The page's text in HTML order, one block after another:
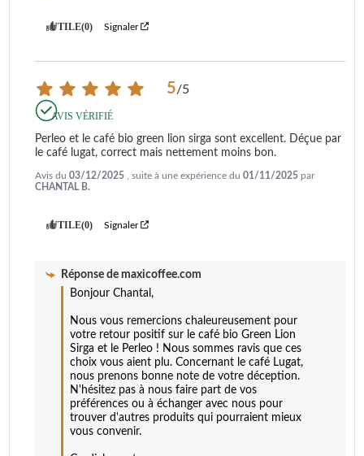
UTILE(0) Signaler
5/5
AVIS VÉRIFIÉ
Perleo et le café bio green lion sirga sont excellent. Déçue par
le café lugat, correct mais nettement moins bon.
Avis du 03/12/2025 , suite à une expérience du 01/11/2025 par
CHANTAL B.
UTILE(0) Signaler
Réponse de maxicoffee.com
Bonjour Chantal,
Nous vous remercions chaleureusement pour
votre retour positif sur le café bio Green Lion
Sirga et le Perleo ! Nous sommes ravis que ces
choix vous aient plu. Concernant le café Lugat,
nous prenons bonne note de votre déception.
N'hésitez pas à nous faire part de vos
préférences ou à échanger avec nous pour
trouver d'autres produits qui pourraient mieux
vous convenir.